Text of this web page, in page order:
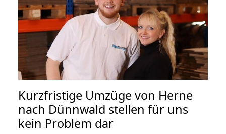
Kurzfristige Umzüge von Herne
nach Dünnwald stellen für uns
kein Problem dar